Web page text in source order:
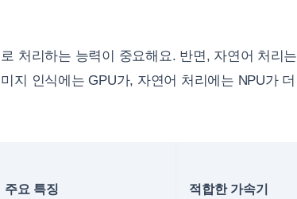
처리하는 능력이 중요해요. 반면, 자연어 처리는
지 인식에는 GPU가, 자연어 처리에는 NPU가 더
주요 특징 적합한 가속기